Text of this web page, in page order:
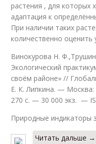
растения , для которых
адаптация к
При наличии таких
количественно
Винокурова Н.
Экологический
своём районе» //
Е. К. Липкина. —
270 с. — 30 000 экз. —
Природные индикаторы
Читать дальше →